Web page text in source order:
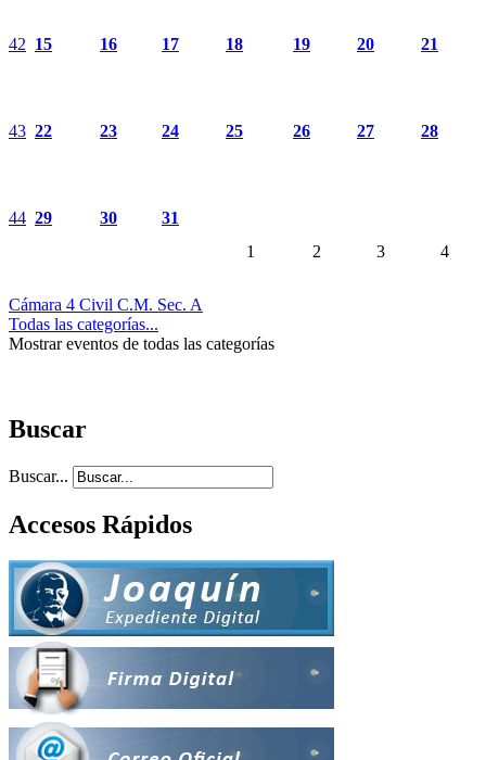
42 15 16 17 18 19 20 21
43 22 23 24 25 26 27 28
44 29 30
31
1
2 3 4
Cámara 4 Civil C.M. Sec. A
Todas las categorías...
Mostrar eventos de todas las categorías
Buscar
Buscar...
Accesos Rápidos